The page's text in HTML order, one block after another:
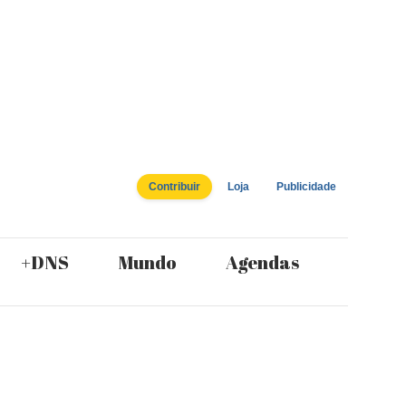
Contribuir Loja Publicidade
+DNS Mundo Agendas